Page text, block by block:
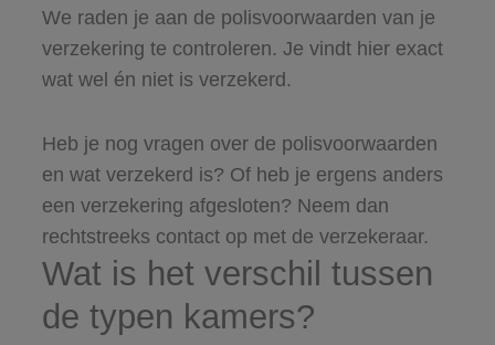
We raden je aan de polisvoorwaarden van je
verzekering te controleren. Je vindt hier exact
wat wel én niet is verzekerd.
Heb je nog vragen over de polisvoorwaarden
en wat verzekerd is? Of heb je ergens anders
een verzekering afgesloten? Neem dan
rechtstreeks contact op met de verzekeraar.
Wat is het verschil tussen
de typen kamers?